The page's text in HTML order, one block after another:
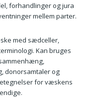
forhandlinger og jura
mellem parter.
med sædceller,
Kan bruges
donorsamtaler og
for væskens